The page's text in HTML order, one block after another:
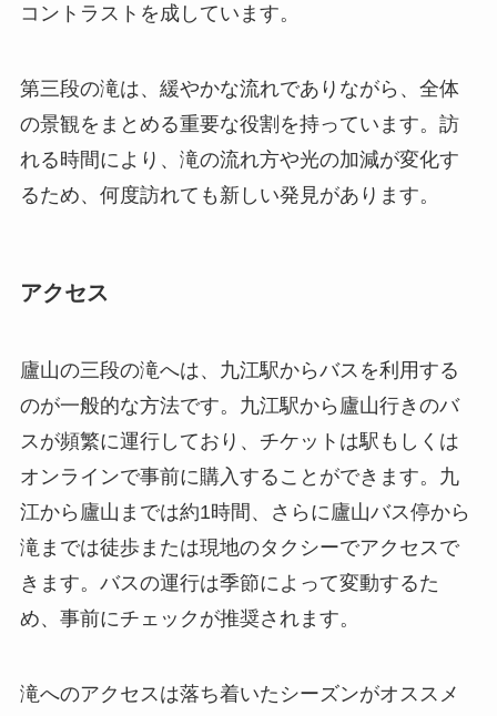
コントラストを成しています。
第三段の滝は、緩やかな流れでありながら、全体
の景観をまとめる重要な役割を持っています。訪
れる時間により、滝の流れ方や光の加減が変化す
るため、何度訪れても新しい発見があります。
アクセス
廬山の三段の滝へは、九江駅からバスを利用する
のが一般的な方法です。九江駅から廬山行きのバ
スが頻繁に運行しており、チケットは駅もしくは
オンラインで事前に購入することができます。九
江から廬山までは約1時間、さらに廬山バス停から
滝までは徒歩または現地のタクシーでアクセスで
きます。バスの運行は季節によって変動するた
め、事前にチェックが推奨されます。
滝へのアクセスは落ち着いたシーズンがオススメ